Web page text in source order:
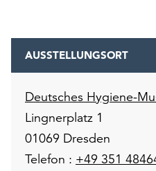
AUSSTELLUNGSORT
Deutsches Hygiene-
Lingnerplatz 1
01069 Dresden
Telefon : +49 351